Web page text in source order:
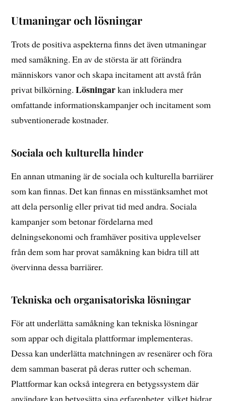
Utmaningar och lösningar
Trots de positiva aspekterna finns det även utmaningar
med samåkning. En av de största är att förändra
människors vanor och skapa incitament att avstå från
privat bilkörning.Lösningarkan inkludera mer
omfattande informationskampanjer och incitament som
subventionerade kostnader.
Sociala och kulturella hinder
En annan utmaning är de sociala och kulturella barriärer
som kan finnas. Det kan finnas en misstänksamhet mot
att dela personlig eller privat tid med andra. Sociala
kampanjer som betonar fördelarna med
delningsekonomi och framhäver positiva upplevelser
från dem som har provat samåkning kan bidra till att
övervinna dessa barriärer.
Tekniska och organisatoriska lösningar
För att underlätta samåkning kan tekniska lösningar
som appar och digitala plattformar implementeras.
Dessa kan underlätta matchningen av resenärer och föra
dem samman baserat på deras rutter och scheman.
Plattformar kan också integrera en betygssystem där